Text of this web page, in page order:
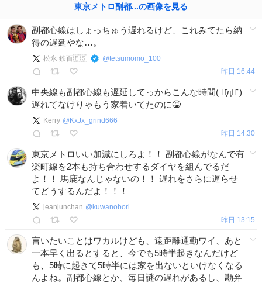
東京メトロ副都...の画像を見る
副都心線はしょっちゅう遅れるけど、これみてたら納
得の遅延やな…。
松永 鉄百🇪🇸 @tetsumomo_100
昨日 16:44
中央線も副都心線も遅延してっからこんな時間( ･᷄д･᷅ )
遅れてなけりゃもう家着いてたのに🤮
Kerry @ KxJx_grind666
昨日 14:30
東京メトロいい加減にしろよ！！ 副都心線がなんで有
楽町線を2本も持ち合わせするダイヤを組んでるだ
よ！！ 馬鹿なんじゃないの！！ 遅れをさらに遅らせ
てどうするんだよ！！！
jeanjunchan @ kuwanobori
昨日 13:15
言いたいことはワカルけども、遠距離通勤ワイ、あと
一本早く出るとすると、今でも5時半起きなんだけど
も、5時に起きて5時半には家を出ないといけなくなる
んよね。副都心線とか、毎日謎の遅れがあるし、勘弁